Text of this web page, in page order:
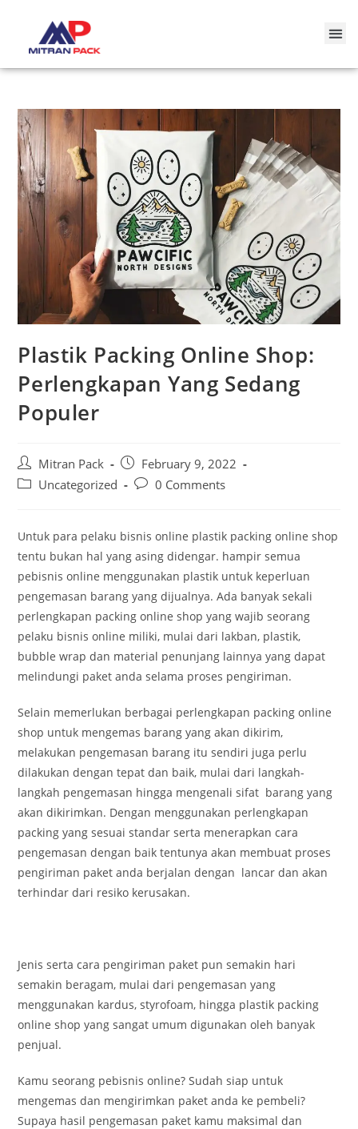
Plastik Packing Online Shop:
Perlengkapan Yang Sedang
Populer
Mitran Pack
February 9, 2022
Uncategorized
0 Comments
Untuk para pelaku bisnis online plastik packing online shop
tentu bukan hal yang asing didengar. hampir semua
pebisnis online menggunakan plastik untuk keperluan
pengemasan barang yang dijualnya. Ada banyak sekali
perlengkapan packing online shop yang wajib seorang
pelaku bisnis online miliki, mulai dari lakban, plastik,
bubble wrap dan material penunjang lainnya yang dapat
melindungi paket anda selama proses pengiriman.
Selain memerlukan berbagai perlengkapan packing online
shop untuk mengemas barang yang akan dikirim,
melakukan pengemasan barang itu sendiri juga perlu
dilakukan dengan tepat dan baik, mulai dari langkah-
langkah pengemasan hingga mengenali sifat barang yang
akan dikirimkan. Dengan menggunakan perlengkapan
packing yang sesuai standar serta menerapkan cara
pengemasan dengan baik tentunya akan membuat proses
pengiriman paket anda berjalan dengan lancar dan akan
terhindar dari resiko kerusakan.
Jenis serta cara pengiriman paket pun semakin hari
semakin beragam, mulai dari pengemasan yang
menggunakan kardus, styrofoam, hingga plastik packing
online shop yang sangat umum digunakan oleh banyak
penjual.
Kamu seorang pebisnis online? Sudah siap untuk
mengemas dan mengirimkan paket anda ke pembeli?
Supaya hasil pengemasan paket kamu maksimal dan